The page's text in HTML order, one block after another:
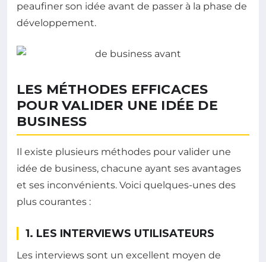
peaufiner son idée avant de passer à la phase de
développement.
LES MÉTHODES EFFICACES
POUR VALIDER UNE IDÉE DE
BUSINESS
Il existe plusieurs méthodes pour valider une
idée de business, chacune ayant ses avantages
et ses inconvénients. Voici quelques-unes des
plus courantes :
1. LES INTERVIEWS UTILISATEURS
Les interviews sont un excellent moyen de